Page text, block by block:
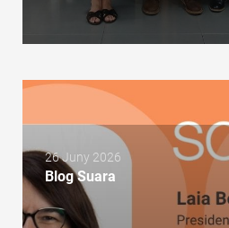
26 Juny 2026
Blog Suara